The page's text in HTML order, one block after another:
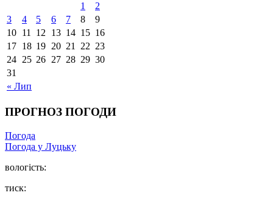
« Лип
1
2
3
4 5 6 7 8
9
10 11 12 13 14 15 16
17 18 19 20 21 22 23
24 25 26 27 28 29 30
31
ПРОГНОЗ ПОГОДИ
Погода
Погода у Луцьку
вологість:
тиск: